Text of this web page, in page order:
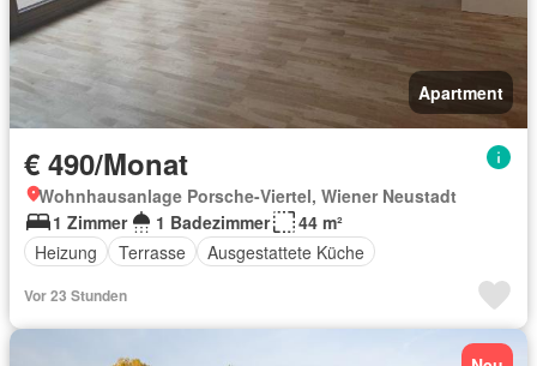
Apartment
€ 490/Monat
Wohnhausanlage Porsche-Viertel, Wiener Neustadt
1 Zimmer
1 Badezimmer
44 m²
Heizung
Terrasse Ausgestattete Küche
Vor 23 Stunden